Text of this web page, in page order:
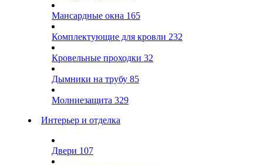
Мансардные окна 165
Комплектующие для кровли 232
Кровельные проходки 32
Дымники на трубу 85
Молниезащита 329
Интерьер и отделка
Двери 107